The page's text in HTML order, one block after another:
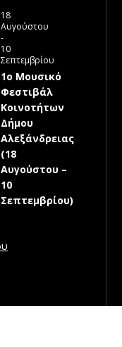
18
Αυγούστου
-
10
Σεπτεμβρίου
1ο Μουσικό
Φεστιβάλ
Κοινοτήτων
Δήμου
Αλεξάνδρειας
(18
Αυγούστου –
10
Σεπτεμβρίου)